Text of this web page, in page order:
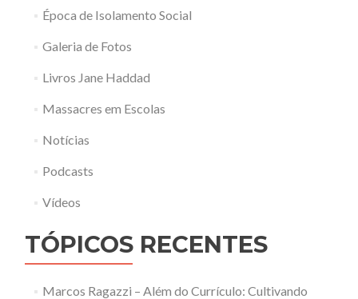
Época de Isolamento Social
Galeria de Fotos
Livros Jane Haddad
Massacres em Escolas
Notícias
Podcasts
Vídeos
TÓPICOS RECENTES
Marcos Ragazzi – Além do Currículo: Cultivando